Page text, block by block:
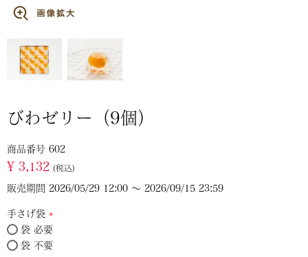
びわゼリー（9個）
商品番号 602
¥ 3,132 税込
販売期間 2026/05/29 12:00 〜 2026/09/15 23:59
手さげ袋
(必
須)
袋 必要
袋 不要